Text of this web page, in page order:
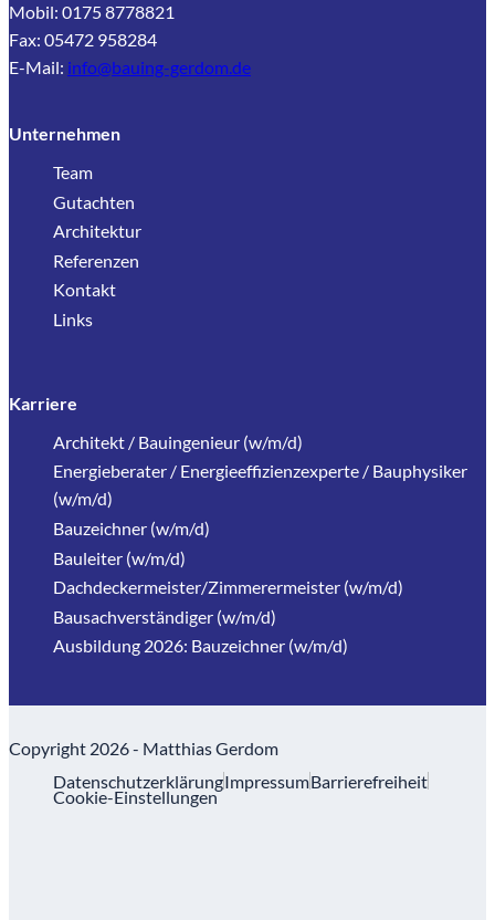
Mobil: 0175 8778821
Fax: 05472 958284
E-Mail: info@bauing-gerdom.de
Unternehmen
Team
Gutachten
Architektur
Referenzen
Kontakt
Links
Karriere
Architekt / Bauingenieur (w/m/d)
Energieberater / Energieeffizienzexperte / Bauphysiker
(w/m/d)
Bauzeichner (w/m/d)
Bauleiter (w/m/d)
Dachdeckermeister/Zimmerermeister (w/m/d)
Bausachverständiger (w/m/d)
Ausbildung 2026: Bauzeichner (w/m/d)
Copyright 2026 - Matthias Gerdom
DatenschutzerklärungImpressumBarrierefreiheit
Cookie-Einstellungen